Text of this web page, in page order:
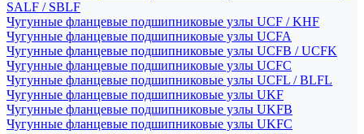
SALF / SBLF
Чугунные фланцевые подшипниковые узлы UCF / KHF
Чугунные фланцевые подшипниковые узлы UCFA
Чугунные фланцевые подшипниковые узлы UCFB / UCFK
Чугунные фланцевые подшипниковые узлы UCFC
Чугунные фланцевые подшипниковые узлы UCFL / BLFL
Чугунные фланцевые подшипниковые узлы UKF
Чугунные фланцевые подшипниковые узлы UKFB
Чугунные фланцевые подшипниковые узлы UKFC